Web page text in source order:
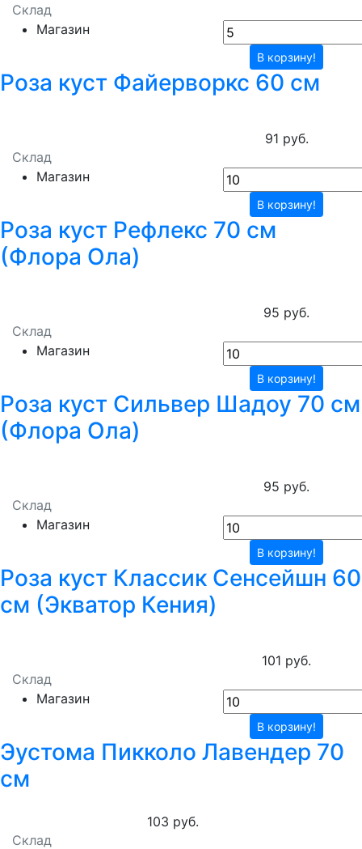
Склад
Магазин
В корзину!
Роза куст Файерворкс 60 см
Склад
Магазин
91 руб.
В корзину!
Роза куст Рефлекс 70 см
(Флора Ола)
Склад
Магазин
95 руб.
В корзину!
Роза куст Сильвер Шадоу 70 см
(Флора Ола)
Склад
Магазин
95 руб.
В корзину!
Роза куст Классик Сенсейшн 60
см (Экватор Кения)
Склад
Магазин
101 руб.
В корзину!
Эустома Пикколо Лавендер 70
см
Склад
103 руб.